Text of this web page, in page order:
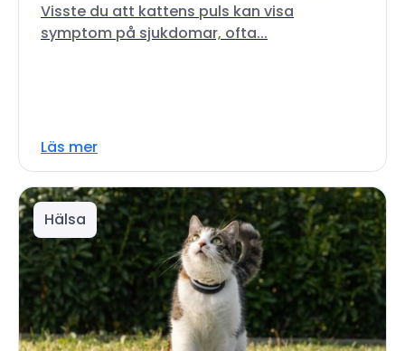
Visste du att kattens puls kan visa
symptom på sjukdomar, ofta...
Läs mer
Hälsa